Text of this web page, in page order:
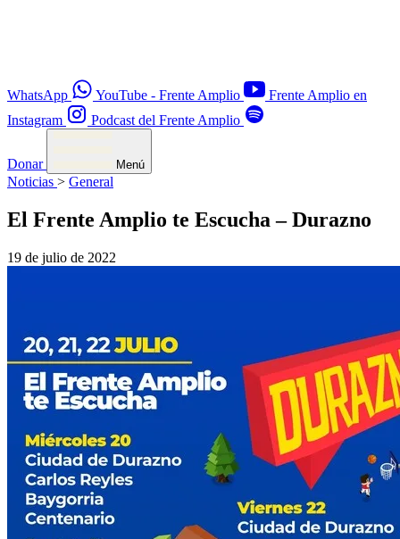
WhatsApp YouTube - Frente Amplio
Frente Amplio en
Instagram
Podcast del Frente Amplio
Donar Menú
Noticias > General
El Frente Amplio te Escucha – Durazno
19 de julio de 2022